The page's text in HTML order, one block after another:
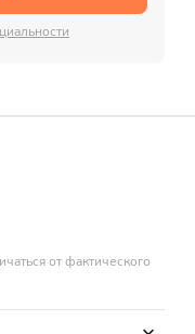
от фактического